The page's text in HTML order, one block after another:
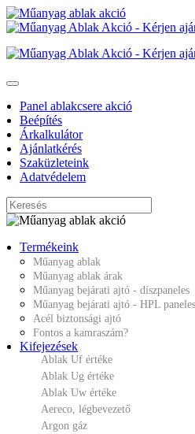
Panel ablakcsere akció
Beépítés
Árkalkulátor
Ajánlatkérés
Szaküzleteink
Adatvédelem
Termékeink
Műanyag ablak
Műanyag ablak árak
Műanyag bejárati ajtó - díszpaneles
Műanyag bejárati ajtó - HPL paneles
Acél biztonsági ajtó
Fontos a kamraszám?
Kifejezések
Ablak Uf értéke
Ablak Ug értéke
Ablak Uw értéke
Aereco, légbevezető
Argon gáz